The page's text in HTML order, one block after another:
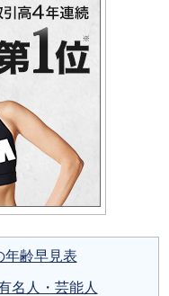
年齢早見表
名人・芸能人